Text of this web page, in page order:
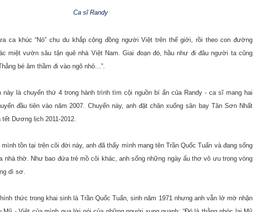
Ca sĩ Randy
ca khúc “Nó” chu du khắp cộng đồng người Việt trên thế giới, rồi theo con đường
miệt vườn sâu tận quê nhà Việt Nam. Giai đoạn đó, hầu như đi đâu người ta cũng
bé âm thầm đi vào ngõ nhỏ…”.
này là chuyến thứ 4 trong hành trình tìm cội nguồn bí ẩn của Randy - ca sĩ mang hai
đầu tiên vào năm 2007. Chuyến này, anh đặt chân xuống sân bay Tân Sơn Nhất
Dương lịch 2011-2012.
tồn tại trên cõi đời này, anh đã thấy mình mang tên Trần Quốc Tuấn và đang sống
nhà thờ. Như bao đứa trẻ mồ côi khác, anh sống những ngày ấu thơ vô ưu trong vòng
dì sơ.
thức trong khai sinh là Trần Quốc Tuấn, sinh năm 1971 nhưng anh vẫn lờ mờ nhận